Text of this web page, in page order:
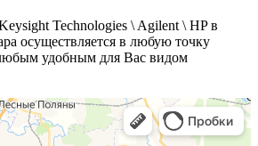
Technologies \ Agilent \ HP в
осуществляется в любую точку
удобным для Вас видом
в Королёве
в Королёве